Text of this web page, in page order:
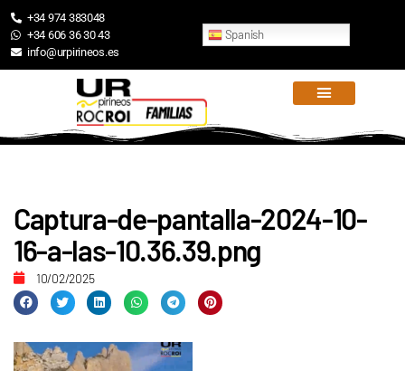
+34 974 383048
+34 606 36 30 43
info@urpirineos.es
Spanish
Captura-de-pantalla-2024-10-
16-a-las-10.36.39.png
10/02/2025